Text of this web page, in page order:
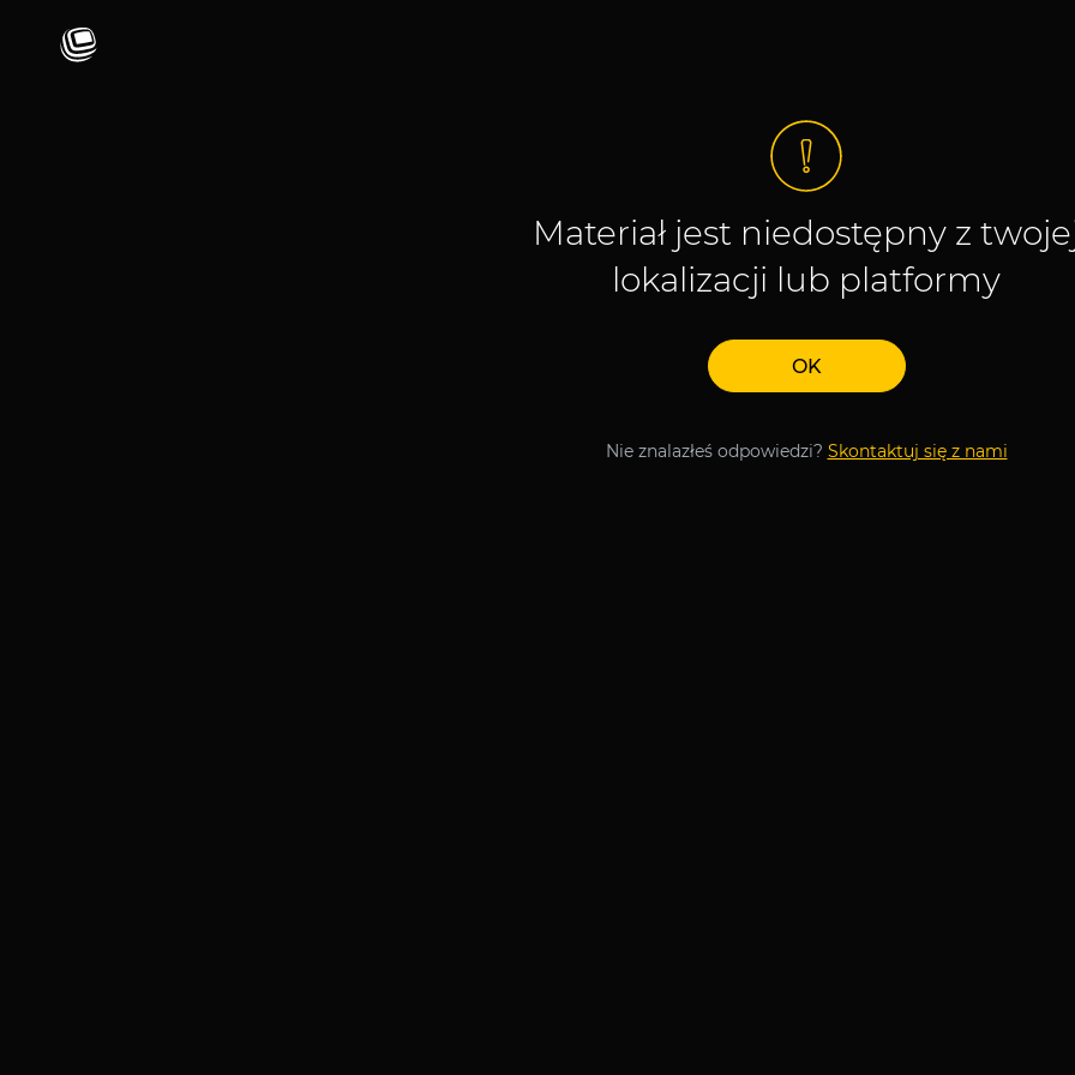
Materiał jest niedostępny z
lokalizacji lub platformy
OK
Nie znalazłeś odpowiedzi? Skontaktuj się z nami